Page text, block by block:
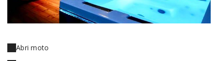
Abri moto